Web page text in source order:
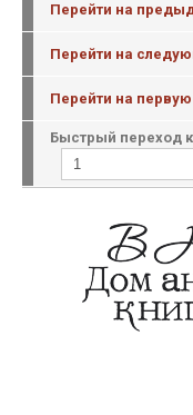
Перейти на
Перейти на
Перейти на первую
Быстрый переход